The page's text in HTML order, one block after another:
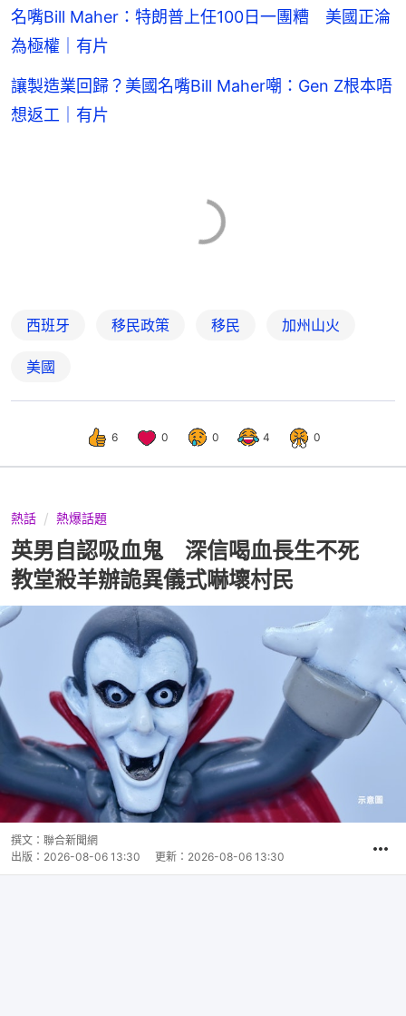
名嘴Bill Maher：特朗普上任100日一團糟 美國正淪
為極權｜有片
讓製造業回歸？美國名嘴Bill Maher嘲：Gen Z根本唔
想返工｜有片
西班牙 移民政策 移民 加州山火
美國
6 0 0 4 0
熱話 熱爆話題
英男自認吸血鬼 深信喝血長生不死
教堂殺羊辦詭異儀式嚇壞村民
撰文： 聯合新聞網
出版： 2026-08-06 13:30 更新： 2026-08-06 13:30